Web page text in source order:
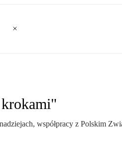
współpracy z Polskim